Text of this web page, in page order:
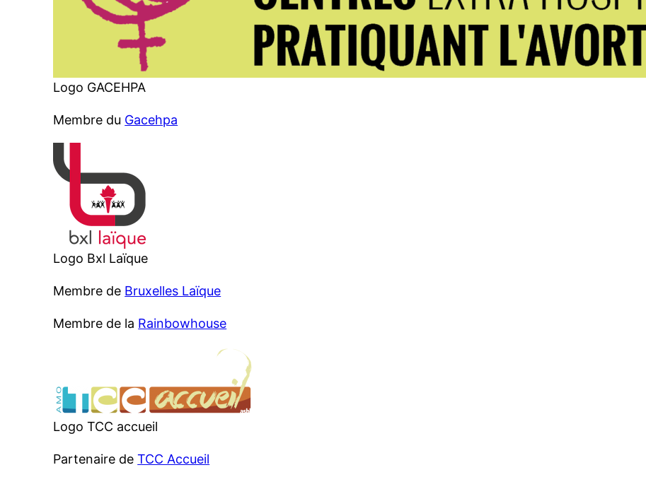
Logo GACEHPA
Membre du Gacehpa
Logo Bxl Laïque
Membre de Bruxelles Laïque
Membre de la Rainbowhouse
Logo TCC accueil
Partenaire deTCC Accueil